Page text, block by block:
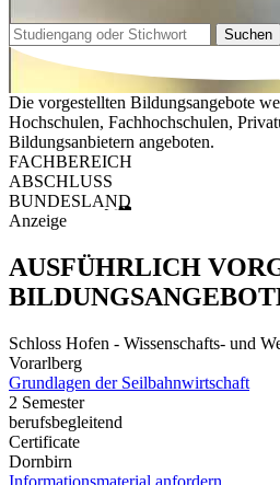
Suchen
Die vorgestellten Bildungsangebote
Hochschulen, Fachhochschulen,
Bildungsanbietern angeboten.
FACHBEREICH
ABSCHLUSS
BUNDESLAND
Anzeige
AUSFÜHRLICH
Schloss Hofen - Wissenschafts- und
Vorarlberg
Grundlagen der Seilbahnwirtschaft
2 Semester
berufsbegleitend
Certificate
Dornbirn
Informationsmaterial anfordern